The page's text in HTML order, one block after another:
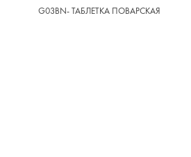
G03BN- ТАБЛЕТКА ПОВАРСКАЯ